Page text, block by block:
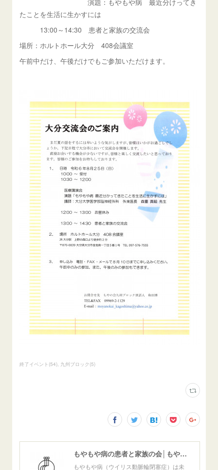
演題：もやもや病 最近分けってき
たことを生活に生かすには
13:00～14:30 患者と家族の交流会
場所：ホルトホール大分 408会議室
午前中だけ、午後だけでもご参加いただけます。
終了イベント (54) 九州ブロック (5)
もやもや病の患者と家族の会│もやの会
もやもや病（ウイリス動脈輪閉塞症）は未